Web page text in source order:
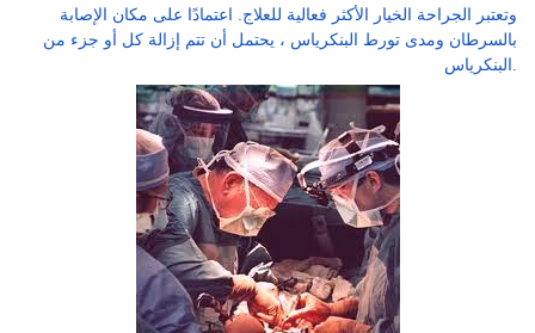
وتعتبر الجراحة الخيار الأكثر فعالية للعلاج. اعتمادًا على مكان الإصابة
بالسرطان ومدى تورط البنكرياس ، يحتمل أن تتم إزالة كل أو جزء من